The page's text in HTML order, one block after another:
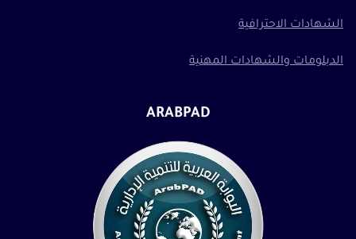
الشهادات الاحترافية
الدبلومات والشهادات المهنية
ARABPAD